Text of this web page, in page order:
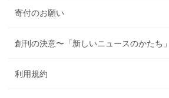
寄付のお願い
創刊の決意〜「新しいニュースのかたち
利用規約